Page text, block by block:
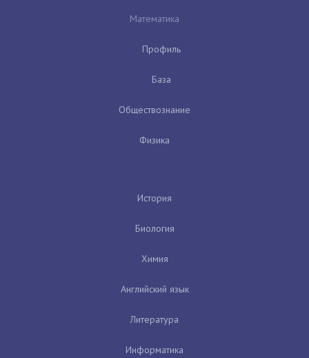
Математика
Профиль
База
Обществознание
Физика
История
Биология
Химия
Английский язык
Литература
Информатика